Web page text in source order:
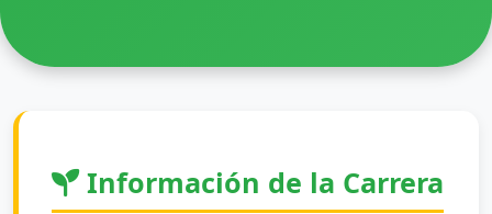
Información de la Carrera